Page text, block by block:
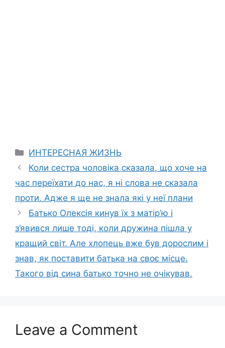
Categories
ИНТЕРЕСНАЯ ЖИЗНЬ
Коли сестра чоловіка сказала, що хоче на
час переїхати до нас, я ні слова не сказала
проти. Адже я ще не знала які у неї плани
Батько Олексія кинув їх з матір’ю і
з’явився лише тоді, коли дружина пішла у
кращий світ. Але хлопець вже був дорослим і
знав, як поставити батька на своє місце.
Такого від сина батько точно не очікував.
Leave a Comment